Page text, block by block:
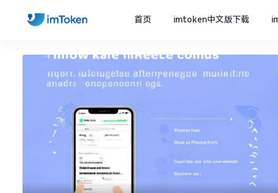
首页 imtoken中文版下载